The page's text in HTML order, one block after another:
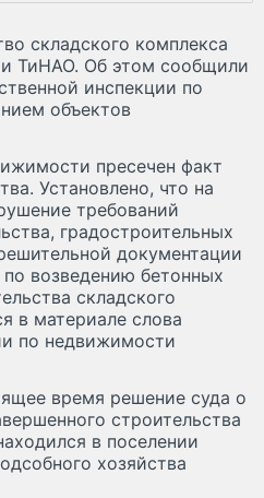
складского комплекса
ТиНАО. Об этом сообщили
инспекции по
объектов
пресечен факт
Установлено, что на
требований
градостроительных
документации
возведению бетонных
складского
в материале слова
по недвижимости
время решение суда о
строительства
в поселении
хозяйства